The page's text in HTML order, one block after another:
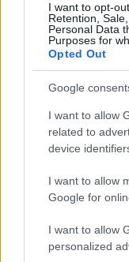
I want to opt-
Retention,
Personal Data
Purposes for
Opted Out
Google
I want to allow
related to
device
I want to allow
Google for
I want to allow
personalized
ΕΤΙΚΕΤΕΣ Fiat 500c
Προηγούμενο άρθρο
το δίκτυο